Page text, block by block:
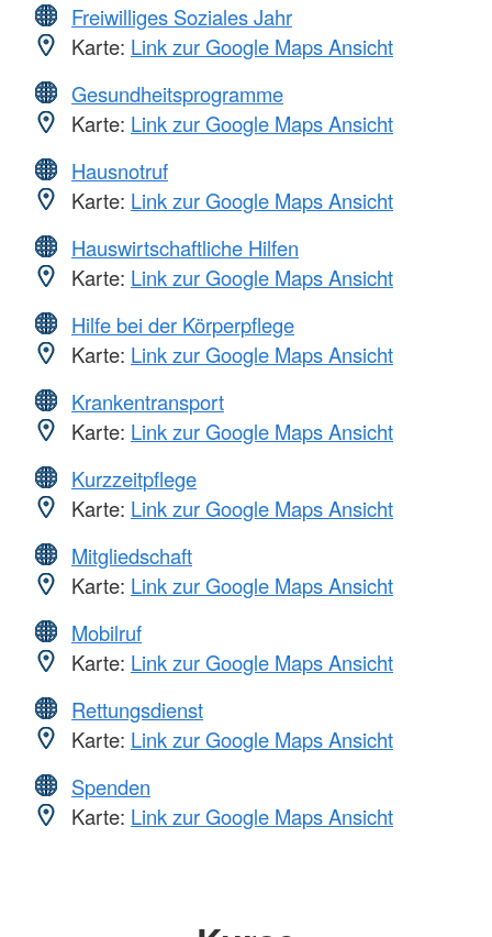
Freiwilliges Soziales Jahr
Karte: Link zur Google Maps Ansicht
Gesundheitsprogramme
Karte: Link zur Google Maps Ansicht
Hausnotruf
Karte: Link zur Google Maps Ansicht
Hauswirtschaftliche Hilfen
Karte: Link zur Google Maps Ansicht
Hilfe bei der Körperpflege
Karte: Link zur Google Maps Ansicht
Krankentransport
Karte: Link zur Google Maps Ansicht
Kurzzeitpflege
Karte: Link zur Google Maps Ansicht
Mitgliedschaft
Karte: Link zur Google Maps Ansicht
Mobilruf
Karte: Link zur Google Maps Ansicht
Rettungsdienst
Karte: Link zur Google Maps Ansicht
Spenden
Karte: Link zur Google Maps Ansicht